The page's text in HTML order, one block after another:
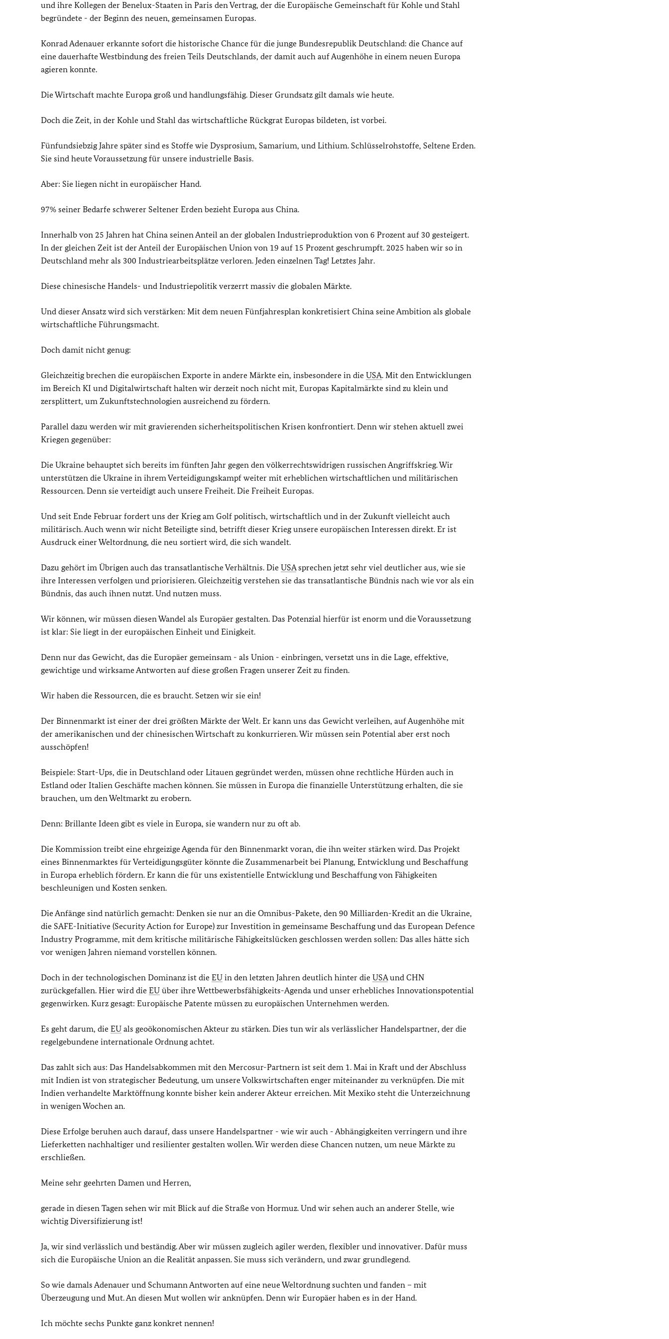
und ihre Kollegen der Benelux-Staaten in Paris den Vertrag, der die Europäische Gemeinschaft für Kohle und Stahl
begründete - der Beginn des neuen, gemeinsamen Europas.
Konrad Adenauer erkannte sofort die historische Chance für die junge Bundesrepublik Deutschland: die Chance auf
eine dauerhafte Westbindung des freien Teils Deutschlands, der damit auch auf Augenhöhe in einem neuen Europa
agieren konnte.
Die Wirtschaft machte Europa groß und handlungsfähig. Dieser Grundsatz gilt damals wie heute.
Doch die Zeit, in der Kohle und Stahl das wirtschaftliche Rückgrat Europas bildeten, ist vorbei.
Fünfundsiebzig Jahre später sind es Stoffe wie Dysprosium, Samarium, und Lithium. Schlüsselrohstoffe, Seltene Erden.
Sie sind heute Voraussetzung für unsere industrielle Basis.
Aber: Sie liegen nicht in europäischer Hand.
97% seiner Bedarfe schwerer Seltener Erden bezieht Europa aus China.
Innerhalb von 25 Jahren hat China seinen Anteil an der globalen Industrieproduktion von 6 Prozent auf 30 gesteigert.
In der gleichen Zeit ist der Anteil der Europäischen Union von 19 auf 15 Prozent geschrumpft. 2025 haben wir so in
Deutschland mehr als 300 Industriearbeitsplätze verloren. Jeden einzelnen Tag! Letztes Jahr.
Diese chinesische Handels- und Industriepolitik verzerrt massiv die globalen Märkte.
Und dieser Ansatz wird sich verstärken: Mit dem neuen Fünfjahresplan konkretisiert China seine Ambition als globale
wirtschaftliche Führungsmacht.
Doch damit nicht genug:
Gleichzeitig brechen die europäischen Exporte in andere Märkte ein, insbesondere in die USA. Mit den Entwicklungen
im Bereich KI und Digitalwirtschaft halten wir derzeit noch nicht mit, Europas Kapitalmärkte sind zu klein und
zersplittert, um Zukunftstechnologien ausreichend zu fördern.
Parallel dazu werden wir mit gravierenden sicherheitspolitischen Krisen konfrontiert. Denn wir stehen aktuell zwei
Kriegen gegenüber:
Die Ukraine behauptet sich bereits im fünften Jahr gegen den völkerrechtswidrigen russischen Angriffskrieg. Wir
unterstützen die Ukraine in ihrem Verteidigungskampf weiter mit erheblichen wirtschaftlichen und militärischen
Ressourcen. Denn sie verteidigt auch unsere Freiheit. Die Freiheit Europas.
Und seit Ende Februar fordert uns der Krieg am Golf politisch, wirtschaftlich und in der Zukunft vielleicht auch
militärisch. Auch wenn wir nicht Beteiligte sind, betrifft dieser Krieg unsere europäischen Interessen direkt. Er ist
Ausdruck einer Weltordnung, die neu sortiert wird, die sich wandelt.
Dazu gehört im Übrigen auch das transatlantische Verhältnis. Die USAsprechen jetzt sehr viel deutlicher aus, wie sie
ihre Interessen verfolgen und priorisieren. Gleichzeitig verstehen sie das transatlantische Bündnis nach wie vor als ein
Bündnis, das auch ihnen nutzt. Und nutzen muss.
Wir können, wir müssen diesen Wandel als Europäer gestalten. Das Potenzial hierfür ist enorm und die Voraussetzung
ist klar: Sie liegt in der europäischen Einheit und Einigkeit.
Denn nur das Gewicht, das die Europäer gemeinsam - als Union - einbringen, versetzt uns in die Lage, effektive,
gewichtige und wirksame Antworten auf diese großen Fragen unserer Zeit zu finden.
Wir haben die Ressourcen, die es braucht. Setzen wir sie ein!
Der Binnenmarkt ist einer der drei größten Märkte der Welt. Er kann uns das Gewicht verleihen, auf Augenhöhe mit
der amerikanischen und der chinesischen Wirtschaft zu konkurrieren. Wir müssen sein Potential aber erst noch
ausschöpfen!
Beispiele: Start-Ups, die in Deutschland oder Litauen gegründet werden, müssen ohne rechtliche Hürden auch in
Estland oder Italien Geschäfte machen können. Sie müssen in Europa die finanzielle Unterstützung erhalten, die sie
brauchen, um den Weltmarkt zu erobern.
Denn: Brillante Ideen gibt es viele in Europa, sie wandern nur zu oft ab.
Die Kommission treibt eine ehrgeizige Agenda für den Binnenmarkt voran, die ihn weiter stärken wird. Das Projekt
eines Binnenmarktes für Verteidigungsgüter könnte die Zusammenarbeit bei Planung, Entwicklung und Beschaffung
in Europa erheblich fördern. Er kann die für uns existentielle Entwicklung und Beschaffung von Fähigkeiten
beschleunigen und Kosten senken.
Die Anfänge sind natürlich gemacht: Denken sie nur an die Omnibus-Pakete, den 90 Milliarden-Kredit an die Ukraine,
die SAFE-Initiative (Security Action for Europe) zur Investition in gemeinsame Beschaffung und das European Defence
Industry Programme, mit dem kritische militärische Fähigkeitslücken geschlossen werden sollen: Das alles hätte sich
vor wenigen Jahren niemand vorstellen können.
Doch in der technologischen Dominanz ist die EU in den letzten Jahren deutlich hinter die USAund CHN
zurückgefallen. Hier wird die EU über ihre Wettbewerbsfähigkeits-Agenda und unser erhebliches Innovationspotential
gegenwirken. Kurz gesagt: Europäische Patente müssen zu europäischen Unternehmen werden.
Es geht darum, die EU als geoökonomischen Akteur zu stärken. Dies tun wir als verlässlicher Handelspartner, der die
regelgebundene internationale Ordnung achtet.
Das zahlt sich aus: Das Handelsabkommen mit den Mercosur-Partnern ist seit dem 1. Mai in Kraft und der Abschluss
mit Indien ist von strategischer Bedeutung, um unsere Volkswirtschaften enger miteinander zu verknüpfen. Die mit
Indien verhandelte Marktöffnung konnte bisher kein anderer Akteur erreichen. Mit Mexiko steht die Unterzeichnung
in wenigen Wochen an.
Diese Erfolge beruhen auch darauf, dass unsere Handelspartner - wie wir auch - Abhängigkeiten verringern und ihre
Lieferketten nachhaltiger und resilienter gestalten wollen. Wir werden diese Chancen nutzen, um neue Märkte zu
erschließen.
Meine sehr geehrten Damen und Herren,
gerade in diesen Tagen sehen wir mit Blick auf die Straße von Hormuz. Und wir sehen auch an anderer Stelle, wie
wichtig Diversifizierung ist!
Ja, wir sind verlässlich und beständig. Aber wir müssen zugleich agiler werden, flexibler und innovativer. Dafür muss
sich die Europäische Union an die Realität anpassen. Sie muss sich verändern, und zwar grundlegend.
So wie damals Adenauer und Schumann Antworten auf eine neue Weltordnung suchten und fanden – mit
Überzeugung und Mut. An diesen Mut wollen wir anknüpfen. Denn wir Europäer haben es in der Hand.
Ich möchte sechs Punkte ganz konkret nennen!